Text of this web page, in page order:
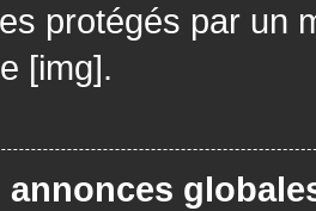
protégés par un
[img].
annonces